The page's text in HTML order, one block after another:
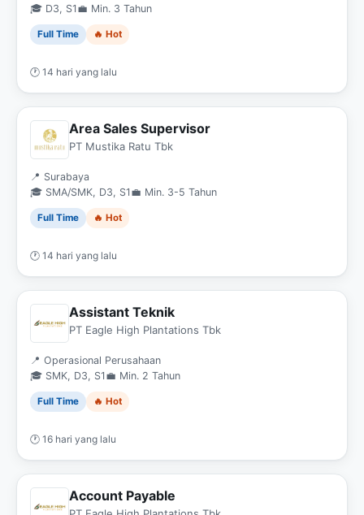
🎓 D3, S1 💼 Min. 3 Tahun
Full Time 🔥 Hot
🕐 14 hari yang lalu
Area Sales Supervisor
PT Mustika Ratu Tbk
📍 Surabaya
🎓 SMA/SMK, D3, S1 💼 Min. 3-5 Tahun
Full Time 🔥 Hot
🕐 14 hari yang lalu
Assistant Teknik
PT Eagle High Plantations Tbk
📍 Operasional Perusahaan
🎓 SMK, D3, S1 💼 Min. 2 Tahun
Full Time 🔥 Hot
🕐 16 hari yang lalu
Account Payable